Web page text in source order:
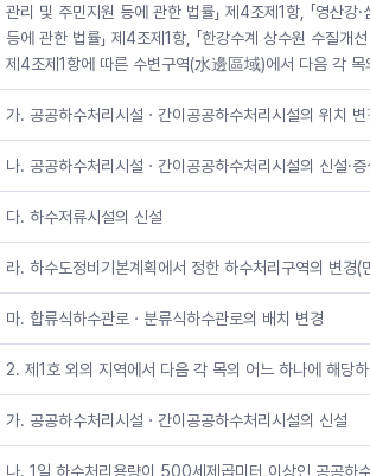
관리 및 주민지원 등에 관한 법률」 제4조제1항, 「영산강
등에 관한 법률」 제4조제1항, 「한강수계 상수원 수질개
제4조제1항에 따른 수변구역(水邊區域)에서 다음 각 목
가. 공공하수처리시설ㆍ간이공공하수처리시설의 위치 변
나. 공공하수처리시설ㆍ간이공공하수처리시설의 신설·증
다. 하수저류시설의 신설
라. 하수도정비기본계획에서 정한 하수처리구역의 변경(
마. 합류식하수관로ㆍ분류식하수관로의 배치 변경
2. 제1호 외의 지역에서 다음 각 목의 어느 하나에 해당
가. 공공하수처리시설ㆍ간이공공하수처리시설의 신설
나. 1일 하수처리용량이 500세제곱미터 이상인 공공하